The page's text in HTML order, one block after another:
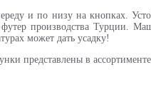
и по низу на кнопках.
производства Турции.
может дать усадку!
представлены в